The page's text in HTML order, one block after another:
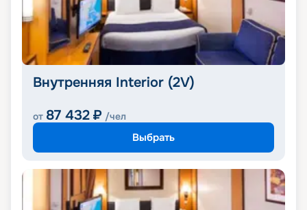
Внутренняя Interior (2V)
от 87 432 ₽ /чел
Выбрать